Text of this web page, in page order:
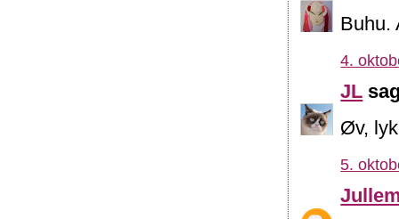
Buhu.
4.
JL
Øv,
5.